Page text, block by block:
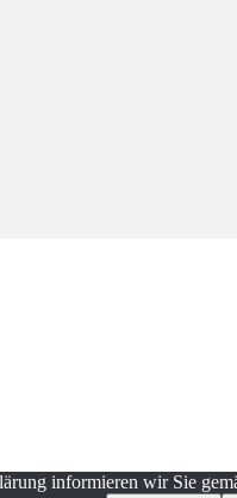
informieren wir Sie